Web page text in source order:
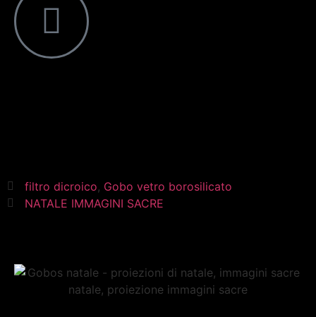
filtro dicroico, Gobo vetro borosilicato
NATALE IMMAGINI SACRE